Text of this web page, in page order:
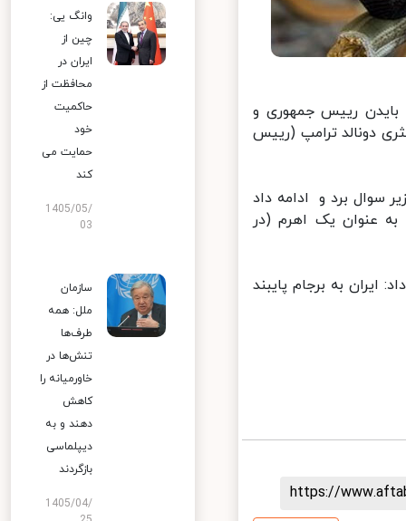
رییس جمهوری و
دونالد ترامپ (رییس
سوال برد و ادامه داد
عنوان یک اهرم (در
ایران به برجام پایبند
https://
وانگ یی:
چین از
ایران در
محافظت از
حاکمیت
خود
حمایت می
کند
1405/05/
03
سازمان
ملل: همه
طرف‌ها
تنش‌ها در
خاورمیانه را
کاهش
دهند و به
دیپلماسی
بازگردند
1405/04/